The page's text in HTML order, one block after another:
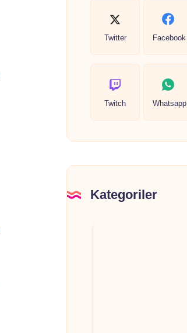
Twitter Facebook
Twitch Whatsapp
Kategoriler